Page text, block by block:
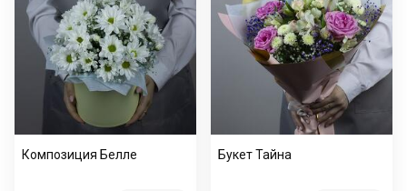
Композиция Белле Букет Тайна